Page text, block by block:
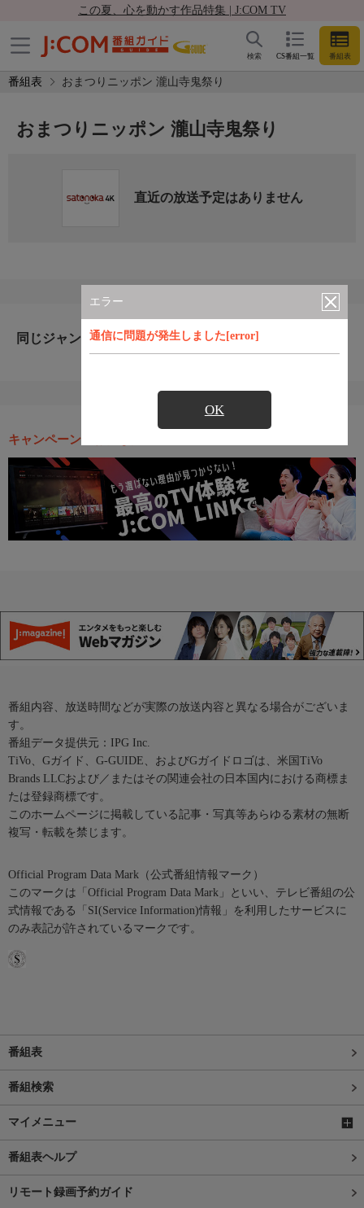
この夏、心を動かす作品特集 | J:COM TV
CS番組一覧 番組表
検索
番組表 おまつりニッポン 瀧山寺鬼祭り
エラー
通信に問題が発生しました[error]
OK
おまつりニッポン 瀧山寺鬼祭り
直近の放送予定はありません
同じジャンルのおすすめ番組
キャンペーン・お得な情報
番組内容、放送時間などが実際の放送内容と異なる場合がございま
す。
番組データ提供元：IPG Inc.
TiVo、Gガイド、G-GUIDE、およびGガイドロゴは、米国TiVo
Brands LLCおよび／またはその関連会社の日本国内における商標ま
たは登録商標です。
このホームページに掲載している記事・写真等あらゆる素材の無断
複写・転載を禁じます。
Official Program Data Mark（公式番組情報マーク）
このマークは「Official Program Data Mark」といい、テレビ番組の公
式情報である「SI(Service Information)情報」を利用したサービスに
のみ表記が許されているマークです。
番組表
番組検索
マイメニュー
番組表ヘルプ
リモート録画予約ガイド